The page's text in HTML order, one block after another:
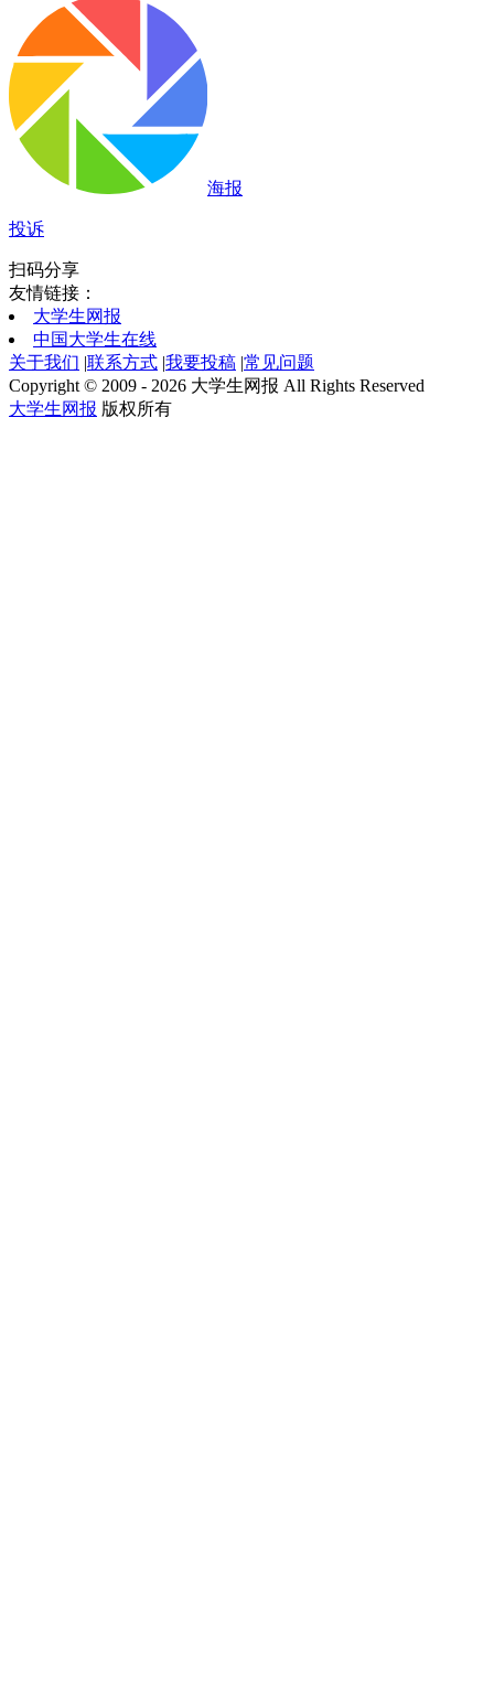
海报
投诉
扫码分享
友情链接：
大学生网报
中国大学生在线
关于我们 |联系方式 |我要投稿 |常见问题
Copyright © 2009 - 2026 大学生网报 All Rights Reserved
大学生网报 版权所有